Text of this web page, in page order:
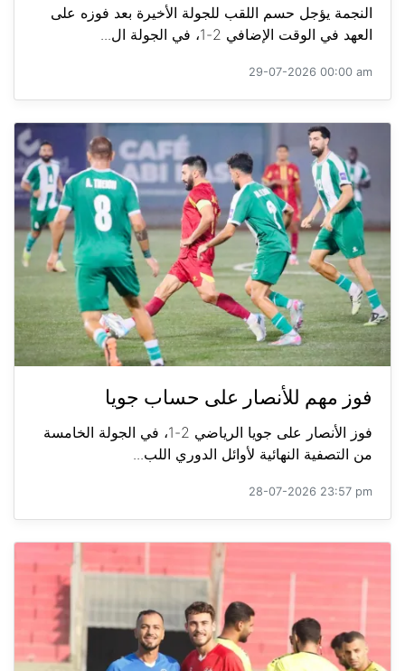
النجمة يؤجل حسم اللقب للجولة الأخيرة بعد فوزه على
العهد في الوقت الإضافي 2-1، في الجولة ال...
29-07-2026 00:00 am
فوز مهم للأنصار على حساب جويا
فوز الأنصار على جويا الرياضي 2-1، في الجولة الخامسة
من التصفية النهائية لأوائل الدوري اللب...
28-07-2026 23:57 pm